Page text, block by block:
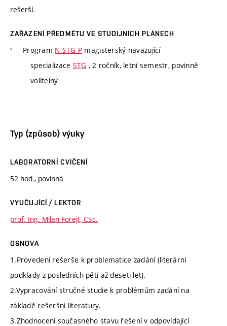
rešerší.
ZAŘAZENÍ PŘEDMĚTU VE STUDIJNÍCH PLÁNECH
Program N-STG-P magisterský navazující
specializace STG , 2 ročník, letní semestr, povinně
volitelný
Typ (způsob) výuky
LABORATORNÍ CVIČENÍ
52 hod., povinná
VYUČUJÍCÍ / LEKTOR
prof. Ing. Milan Forejt, CSc.
OSNOVA
1.Provedení rešerše k problematice zadání (literární
podklady z posledních pěti až deseti let).
2.Vypracování stručné studie k problémům zadání na
základě rešeršní literatury.
3.Zhodnocení současného stavu řešení v odpovídající